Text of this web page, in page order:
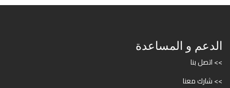
الدعم و المساعدة
>> اتصل بنا
>> شارك معنا